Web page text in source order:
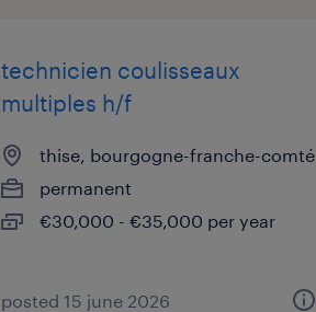
technicien coulisseaux
multiples h/f
thise, bourgogne-franche-comté
permanent
€30,000 - €35,000 per year
posted 15 june 2026